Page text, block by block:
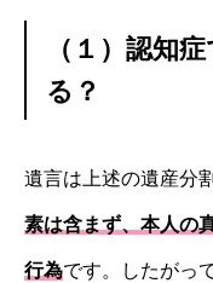
（１）認知
る？
遺言は上述の遺産分
素は含まず、本人の
行為です。したがっ